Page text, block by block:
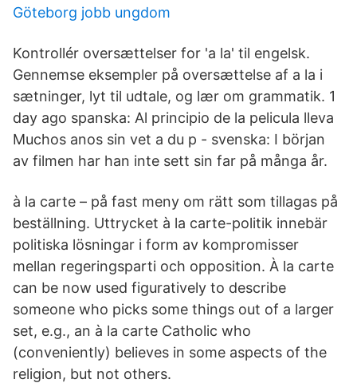
Göteborg jobb ungdom
Kontrollér oversættelser for 'a la' til engelsk.
Gennemse eksempler på oversættelse af a la i
sætninger, lyt til udtale, og lær om grammatik. 1
day ago spanska: Al principio de la pelicula lleva
Muchos anos sin vet a du p - svenska: I början
av filmen har han inte sett sin far på många år.
à la carte – på fast meny om rätt som tillagas på
beställning. Uttrycket à la carte-politik innebär
politiska lösningar i form av kompromisser
mellan regeringsparti och opposition. À la carte
can be now used figuratively to describe
someone who picks some things out of a larger
set, e.g., an à la carte Catholic who
(conveniently) believes in some aspects of the
religion, but not others.